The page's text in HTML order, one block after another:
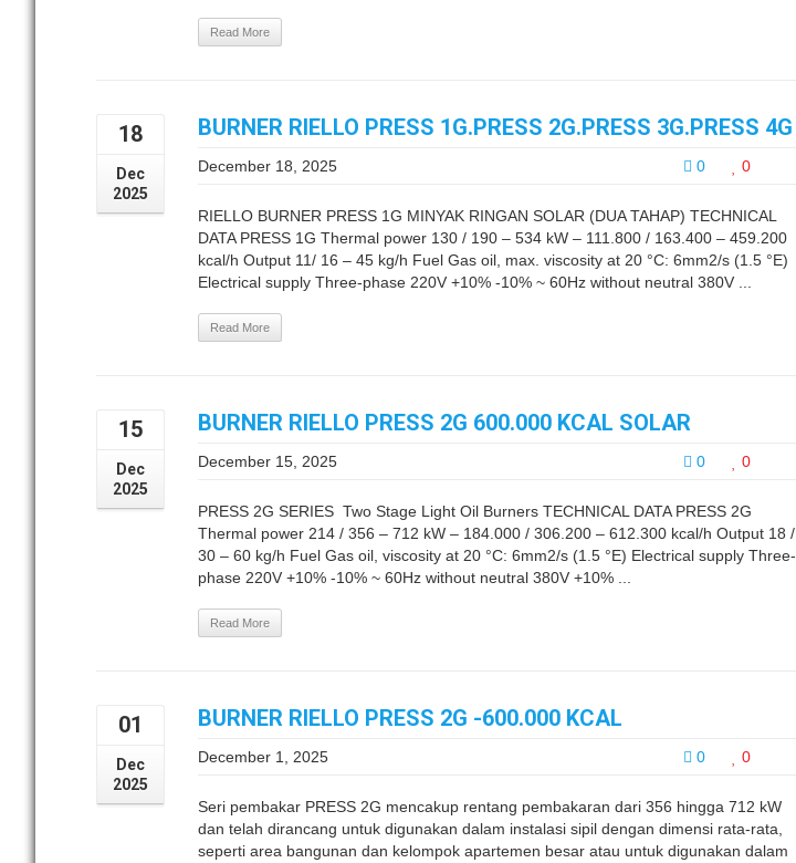
Read More
18
Dec
2025
BURNER RIELLO PRESS 1G.PRESS 2G.PRESS 3G.PRESS 4G
0 0
December 18, 2025
RIELLO BURNER PRESS 1G MINYAK RINGAN SOLAR (DUA TAHAP) TECHNICAL
DATA PRESS 1G Thermal power 130 / 190 – 534 kW – 111.800 / 163.400 – 459.200
kcal/h Output 11/ 16 – 45 kg/h Fuel Gas oil, max. viscosity at 20 °C: 6mm2/s (1.5 °E)
Electrical supply Three-phase 220V +10% -10% ~ 60Hz without neutral 380V ...
Read More
15
Dec
2025
BURNER RIELLO PRESS 2G 600.000 KCAL SOLAR
0 0
December 15, 2025
PRESS 2G SERIES Two Stage Light Oil Burners TECHNICAL DATA PRESS 2G
Thermal power 214 / 356 – 712 kW – 184.000 / 306.200 – 612.300 kcal/h Output 18 /
30 – 60 kg/h Fuel Gas oil, viscosity at 20 °C: 6mm2/s (1.5 °E) Electrical supply Three-
phase 220V +10% -10% ~ 60Hz without neutral 380V +10% ...
Read More
01
Dec
2025
BURNER RIELLO PRESS 2G -600.000 KCAL
0 0
December 1, 2025
Seri pembakar PRESS 2G mencakup rentang pembakaran dari 356 hingga 712 kW
dan telah dirancang untuk digunakan dalam instalasi sipil dengan dimensi rata-rata,
seperti area bangunan dan kelompok apartemen besar atau untuk digunakan dalam